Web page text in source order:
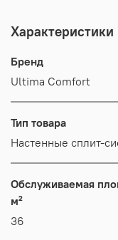
Характеристики
Бренд
Ultima Comfort
Тип товара
Настенные сплит-
Обслуживаемая
м²
36